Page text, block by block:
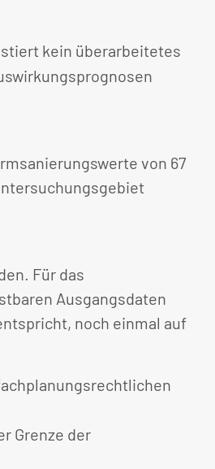
kein überarbeitetes
von 67
Für das
Ausgangsdaten
noch einmal auf
Grenze der